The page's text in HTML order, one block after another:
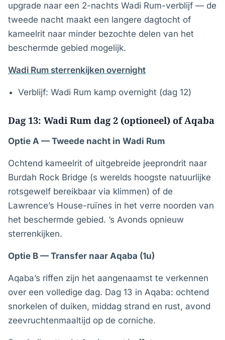
upgrade naar een 2-nachts Wadi Rum-verblijf — de
tweede nacht maakt een langere dagtocht of
kameelrit naar minder bezochte delen van het
beschermde gebied mogelijk.
Wadi Rum sterrenkijken overnight
Verblijf: Wadi Rum kamp overnight (dag 12)
Dag 13: Wadi Rum dag 2 (optioneel) of Aqaba
Optie A — Tweede nacht in Wadi Rum
Ochtend kameelrit of uitgebreide jeeprondrit naar
Burdah Rock Bridge (s werelds hoogste natuurlijke
rotsgewelf bereikbaar via klimmen) of de
Lawrence’s House-ruïnes in het verre noorden van
het beschermde gebied. ’s Avonds opnieuw
sterrenkijken.
Optie B — Transfer naar Aqaba (1u)
Aqaba’s riffen zijn het aangenaamst te verkennen
over een volledige dag. Dag 13 in Aqaba: ochtend
snorkelen of duiken, middag strand en rust, avond
zeevruchtenmaaltijd op de corniche.